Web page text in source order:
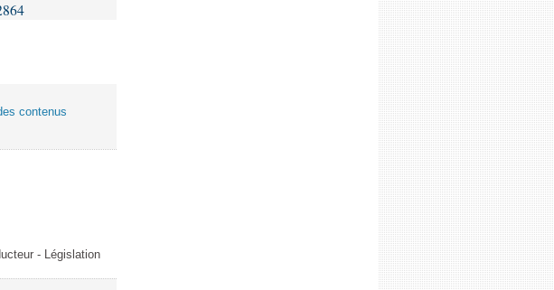
contenus
- Législation